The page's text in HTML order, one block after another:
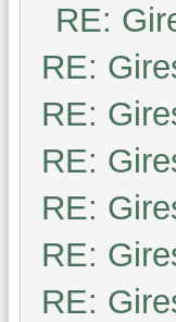
RE:
RE:
RE:
RE:
RE:
RE:
RE: